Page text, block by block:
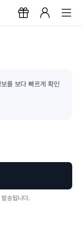
를 보다 빠르게 확인
송됩니다.